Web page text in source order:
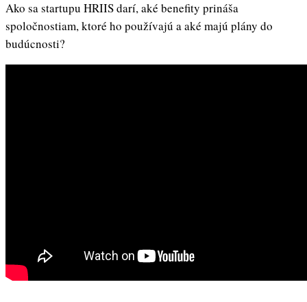
Ako sa startupu HRIIS darí, aké benefity prináša
spoločnostiam, ktoré ho používajú a aké majú plány do
budúcnosti?